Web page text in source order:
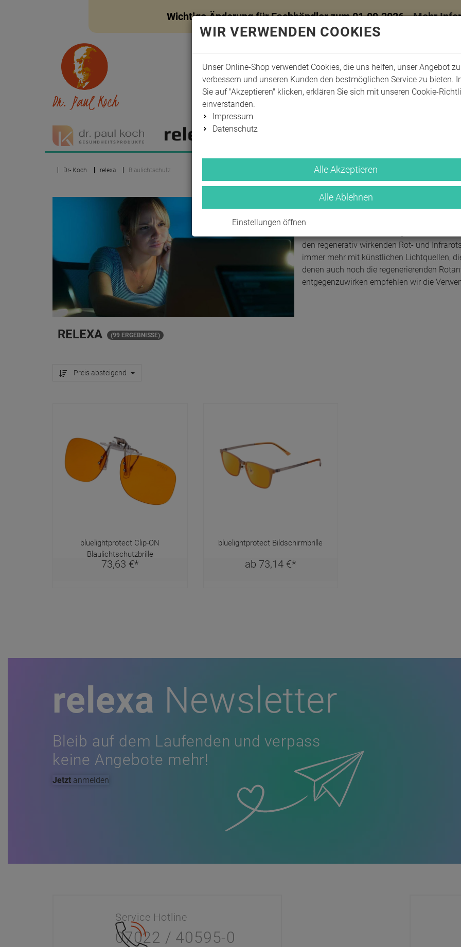
Wichtige Änderung für Fachhändler zum 01.09.2026 -Mehr
Dr- Koch relexa Blaulichtschutz
Blaulichtschutz
den regenerativ wirkenden Rot- und
immer mehr mit künstlichen Lichtquellen,
denen auch noch die regenerierenden
entgegenzuwirken empfehlen wir die
RELEXA (99 ERGEBNISSE)
Preis absteigend
bluelightprotect Clip-ON
Blaulichtschutzbrille
73,63 €*
bluelightprotect Bildschirmbrille
ab73,14 €*
relexa Newsletter
Bleib auf dem Laufenden und verpass
keine Angebote mehr!
Jetzt anmelden
Service Hotline
07022 / 40595-0
WIR VERWENDEN COOKIES
Unser Online-Shop verwendet Cookies, die uns helfen, unser Angebot zu
verbessern und unseren Kunden den bestmöglichen Service zu bieten.
Sie auf "Akzeptieren" klicken, erklären Sie sich mit unseren Cookie-
einverstanden.
Impressum
Datenschutz
Alle Akzeptieren
Alle Ablehnen
Einstellungen öffnen